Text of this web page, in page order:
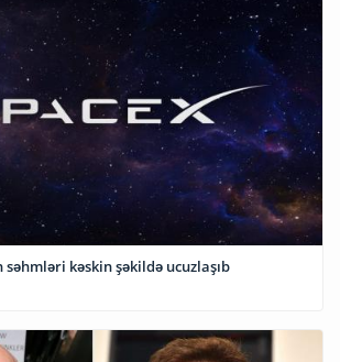
səhmləri kəskin şəkildə ucuzlaşıb